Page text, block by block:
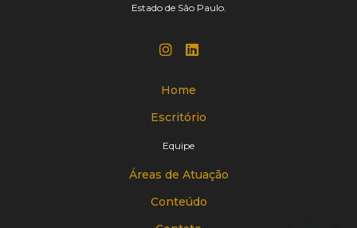
Estado de São Paulo.
Home
Escritório
Equipe
Áreas de Atuação
Conteúdo